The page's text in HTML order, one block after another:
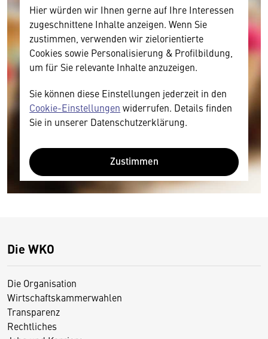
Hier würden wir Ihnen gerne auf Ihre Interessen
zugeschnittene Inhalte anzeigen. Wenn Sie
zustimmen, verwenden wir zielorientierte
Cookies sowie Personalisierung & Profilbildung,
um für Sie relevante Inhalte anzuzeigen.
Sie können diese Einstellungen jederzeit in den
Cookie-Einstellungen widerrufen. Details finden
Sie in unserer Datenschutzerklärung.
Zustimmen
Die WKO
Die Organisation
Wirtschaftskammerwahlen
Transparenz
Rechtliches